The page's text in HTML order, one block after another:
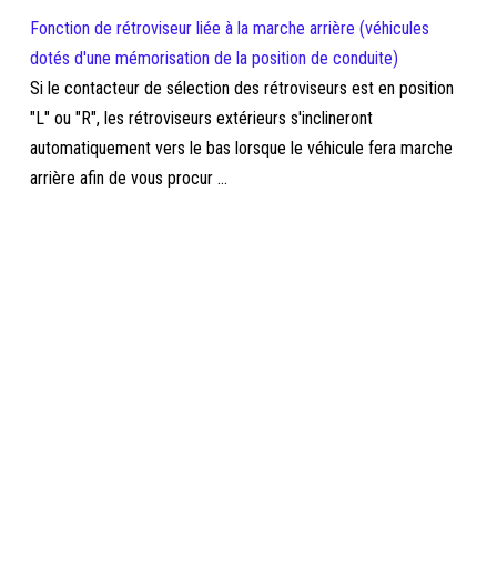
Fonction de rétroviseur liée à la marche arrière (véhicules
dotés d'une mémorisation de la position de conduite)
Si le contacteur de sélection des rétroviseurs est en position
"L" ou "R", les rétroviseurs extérieurs s'inclineront
automatiquement vers le bas lorsque le véhicule fera marche
arrière afin de vous procur ...